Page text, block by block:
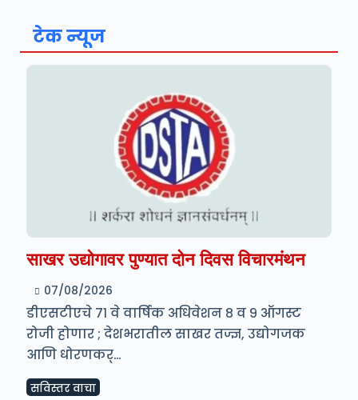
टेक न्यूज
साखर उद्योगावर पुण्यात दोन दिवस विचारमंथन
07/08/2026
डीएसटीएचे ७१ वे वार्षिक अधिवेशन ८ व ९ ऑगस्ट
रोजी होणार ; देशभरातील साखर तज्ज्ञ, उद्योगजक
आणि धोरणकर्…
सविस्तर वाचा